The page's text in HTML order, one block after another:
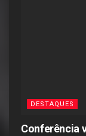
DESTAQUES
Conferência